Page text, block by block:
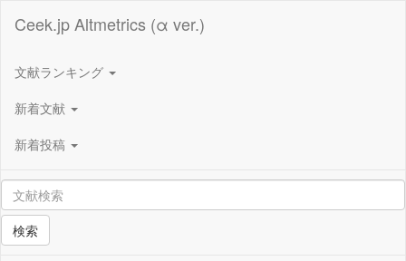
Ceek.jp Altmetrics (α ver.)
文献ランキング
新着文献
新着投稿
検索